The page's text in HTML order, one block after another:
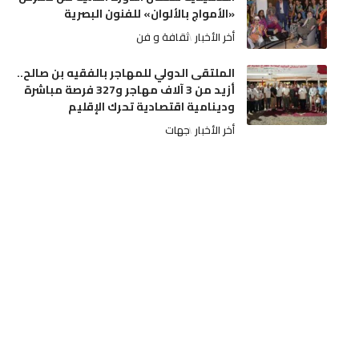
«الأمواج بالألوان» للفنون البصرية
أخر الأخبار ثقافة و فن
الملتقى الدولي للمهاجر بالفقيه بن صالح..
أزيد من 3 آلاف مهاجر و327 فرصة مباشرة
ودينامية اقتصادية تحرك الإقليم
أخر الأخبار جهات